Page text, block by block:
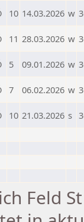
10 14.03.2026 w
11 28.03.2026 w
5 09.01.2026 w
7 06.02.2026 w
10 21.03.2026 s
Feld